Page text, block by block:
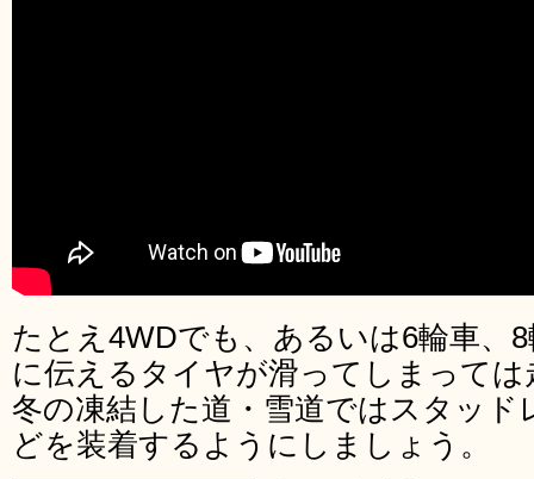
たとえ4WDでも、あるいは6輪車、
に伝えるタイヤが滑ってしまって
冬の凍結した道・雪道ではスタッ
どを装着するようにしましょう。